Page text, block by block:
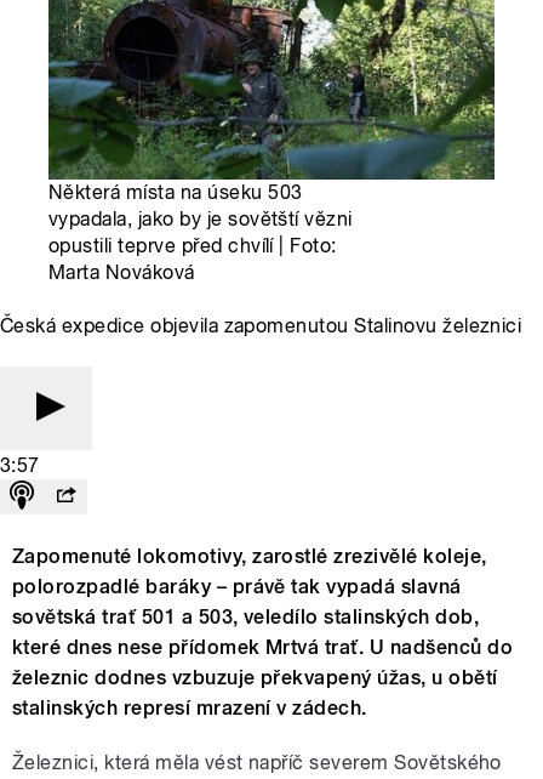
Některá místa na úseku 503
vypadala, jako by je sovětští vězni
opustili teprve před chvílí | Foto:
Marta Nováková
Česká expedice objevila zapomenutou Stalinovu železnici
3:57
Zapomenuté lokomotivy, zarostlé zrezivělé koleje,
polorozpadlé baráky – právě tak vypadá slavná
sovětská trať 501 a 503, veledílo stalinských dob,
které dnes nese přídomek Mrtvá trať. U nadšenců do
železnic dodnes vzbuzuje překvapený úžas, u obětí
stalinských represí mrazení v zádech.
Železnici, která měla vést napříč severem Sovětského